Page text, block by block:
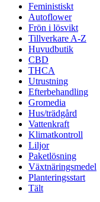
Feministiskt
Autoflower
Frön i lösvikt
Tillverkare A-Z
Huvudbutik
CBD
THCA
Utrustning
Efterbehandling
Gromedia
Hus/trädgård
Vattenkraft
Klimatkontroll
Liljor
Paketlösning
Växtnäringsmedel
Planteringsstart
Tält